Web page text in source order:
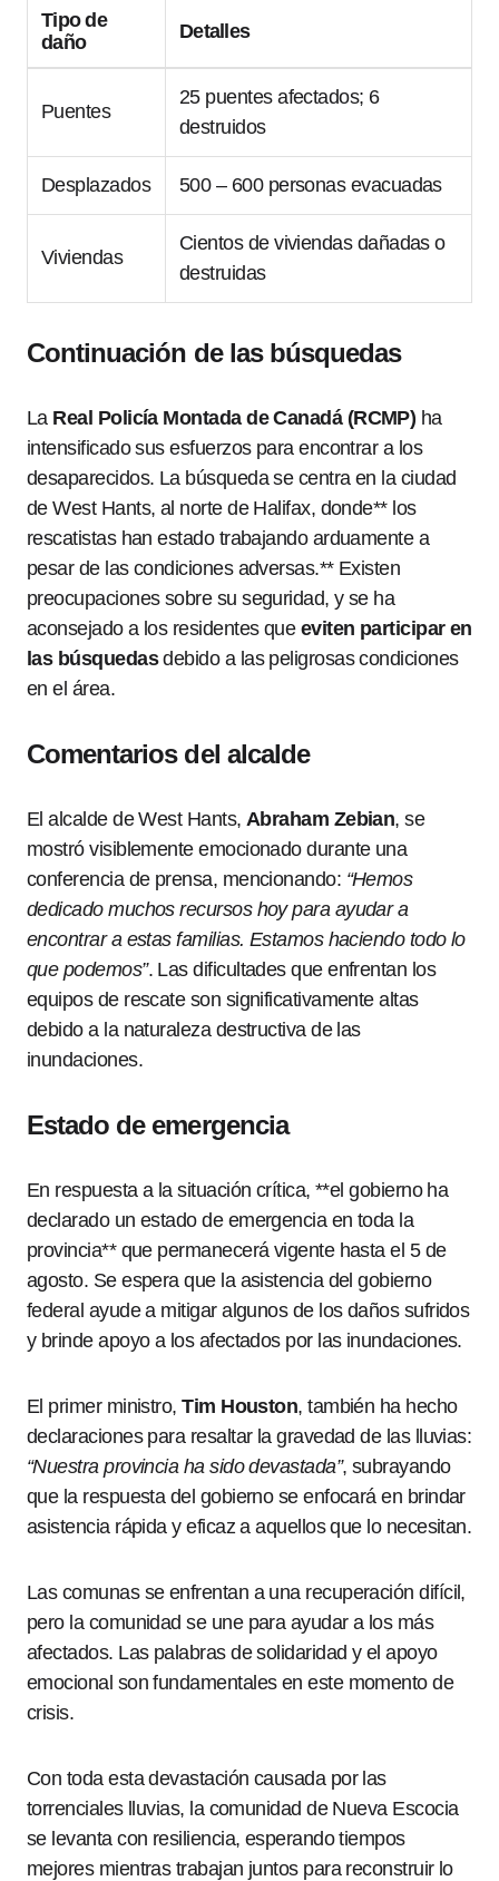
Tipo de
daño
Detalles
Puentes
25 puentes afectados; 6
destruidos
Desplazados 500 – 600 personas evacuadas
Viviendas
Cientos de viviendas dañadas o
destruidas
Continuación de las búsquedas
La Real Policía Montada de Canadá (RCMP) ha
intensificado sus esfuerzos para encontrar a los
desaparecidos. La búsqueda se centra en la ciudad
de West Hants, al norte de Halifax, donde** los
rescatistas han estado trabajando arduamente a
pesar de las condiciones adversas.** Existen
preocupaciones sobre su seguridad, y se ha
aconsejado a los residentes queeviten participar en
las búsquedasdebido a las peligrosas condiciones
en el área.
Comentarios del alcalde
El alcalde de West Hants, Abraham Zebian, se
mostró visiblemente emocionado durante una
conferencia de prensa, mencionando: “Hemos
dedicado muchos recursos hoy para ayudar a
encontrar a estas familias. Estamos haciendo todo lo
que podemos”. Las dificultades que enfrentan los
equipos de rescate son significativamente altas
debido a la naturaleza destructiva de las
inundaciones.
Estado de emergencia
En respuesta a la situación crítica, **el gobierno ha
declarado un estado de emergencia en toda la
provincia** que permanecerá vigente hasta el 5 de
agosto. Se espera que la asistencia del gobierno
federal ayude a mitigar algunos de los daños sufridos
y brinde apoyo a los afectados por las inundaciones.
El primer ministro,Tim Houston, también ha hecho
declaraciones para resaltar la gravedad de las lluvias:
“Nuestra provincia ha sido devastada”, subrayando
que la respuesta del gobierno se enfocará en brindar
asistencia rápida y eficaz a aquellos que lo necesitan.
Las comunas se enfrentan a una recuperación difícil,
pero la comunidad se une para ayudar a los más
afectados. Las palabras de solidaridad y el apoyo
emocional son fundamentales en este momento de
crisis.
Con toda esta devastación causada por las
torrenciales lluvias, la comunidad de Nueva Escocia
se levanta con resiliencia, esperando tiempos
mejores mientras trabajan juntos para reconstruir lo